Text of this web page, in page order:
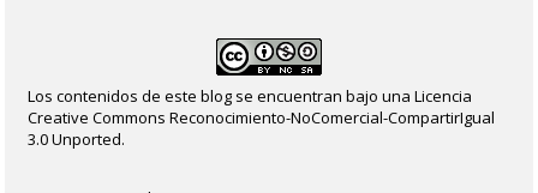
Los contenidos de este blog se encuentran bajo una Licencia
Creative Commons Reconocimiento-NoComercial-CompartirIgual
3.0 Unported.